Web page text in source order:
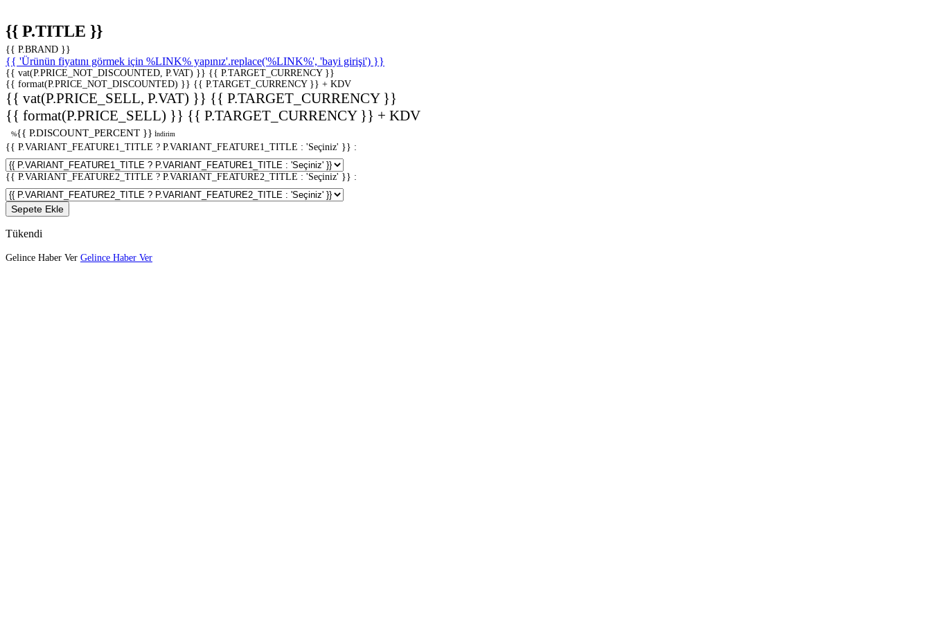
{{ P.TITLE }}
{{ P.BRAND }}
{{ 'Ürünün fiyatını görmek için %LINK% yapınız'.replace('%LINK%', 'bayi girişi') }}
{{ vat(P.PRICE_NOT_DISCOUNTED, P.VAT) }} {{ P.TARGET_CURRENCY }}
{{ format(P.PRICE_NOT_DISCOUNTED) }} {{ P.TARGET_CURRENCY }} + KDV
{{ vat(P.PRICE_SELL, P.VAT) }} {{ P.TARGET_CURRENCY }}
{{ format(P.PRICE_SELL) }} {{ P.TARGET_CURRENCY }} + KDV
%{{ P.DISCOUNT_PERCENT }} İndirim
{{ P.VARIANT_FEATURE1_TITLE ? P.VARIANT_FEATURE1_TITLE : 'Seçiniz' }} :
{{ P.VARIANT_FEATURE2_TITLE ? P.VARIANT_FEATURE2_TITLE : 'Seçiniz' }} :
Sepete Ekle
Tükendi
Gelince Haber Ver Gelince Haber Ver